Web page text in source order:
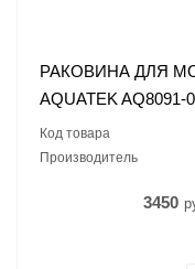
РАКОВИНА ДЛЯ
AQUATEK
Код товара
Производитель
3450